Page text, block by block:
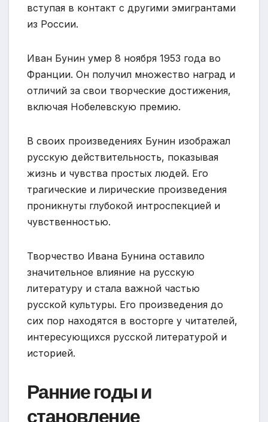
вступая в контакт с другими эмигрантами
из России.
Иван Бунин умер 8 ноября 1953 года во
Франции. Он получил множество наград и
отличий за свои творческие достижения,
включая Нобелевскую премию.
В своих произведениях Бунин изображал
русскую действительность, показывая
жизнь и чувства простых людей. Его
трагические и лирические произведения
проникнуты глубокой интроспекцией и
чувственностью.
Творчество Ивана Бунина оставило
значительное влияние на русскую
литературу и стала важной частью
русской культуры. Его произведения до
сих пор находятся в восторге у читателей,
интересующихся русской литературой и
историей.
Ранние годы и
становление